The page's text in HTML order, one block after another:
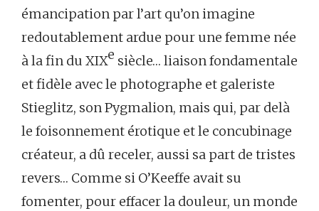
émancipation par l’art qu’on imagine
redoutablement ardue pour une femme née
à la fin du XIXe siècle… liaison fondamentale
et fidèle avec le photographe et galeriste
Stieglitz, son Pygmalion, mais qui, par delà
le foisonnement érotique et le concubinage
créateur, a dû receler, aussi sa part de tristes
revers… Comme si O’Keeffe avait su
fomenter, pour effacer la douleur, un monde